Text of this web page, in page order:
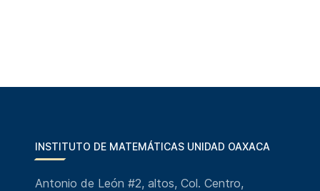
INSTITUTO DE MATEMÁTICAS UNIDAD OAXACA
Antonio de León #2, altos, Col. Centro,